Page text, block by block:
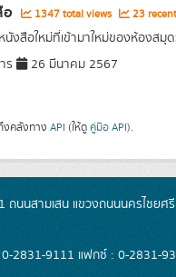
1347 total views 23
หนังสือใหม่ที่เข้ามาใหม่ของห้องส
ร
26 มีนาคม 2567
งคลังทาง API (ให้ดู คู่มือ API).
ถนนสามเสน แขวงถนนนครไชยศ
2831-9111 แฟกซ์ : 0-2831-